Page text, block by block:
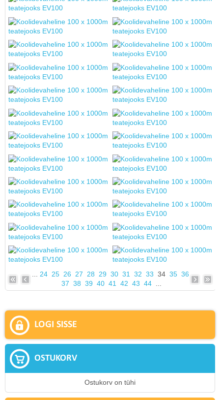
24 25 26 27 28 29 30 31 32 33 34 35 36
37 38 39 40 41 42 43 44...
LOGI SISSE
OSTUKORV
Ostukorv on tühi